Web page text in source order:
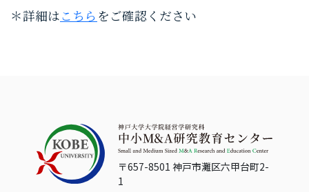
＊詳細はこちら をご確認ください
〒657-8501 神戸市灘区六甲台町2-
1